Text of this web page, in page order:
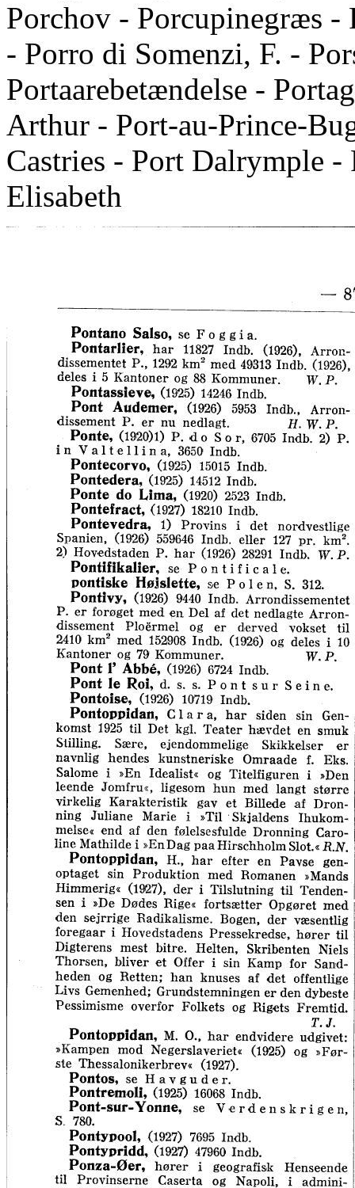
Porchov - Porcupinegræs -
- Porro di Somenzi, F. -
Portaarebetændelse -
Arthur - Port-au-Prince-
Castries - Port Dalrymple
Elisabeth